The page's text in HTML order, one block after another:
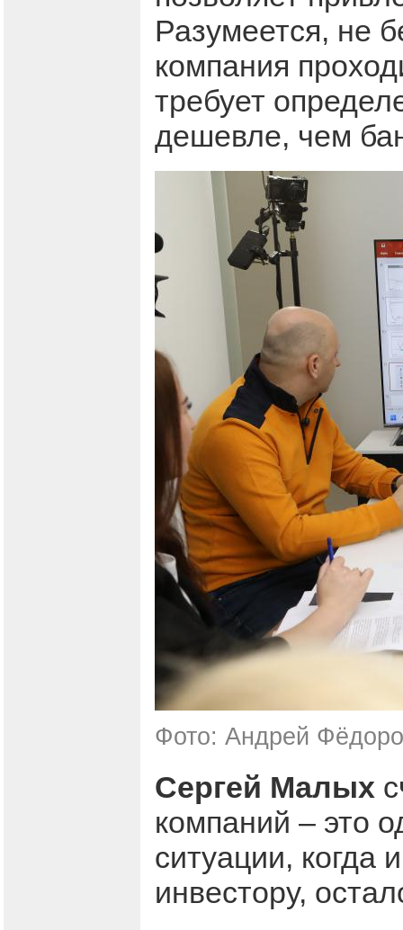
Разумеется, не
компания
требует
дешевле, чем
Фото: Андрей
Сергей Малых
компаний – это
ситуации, когда
инвестору,